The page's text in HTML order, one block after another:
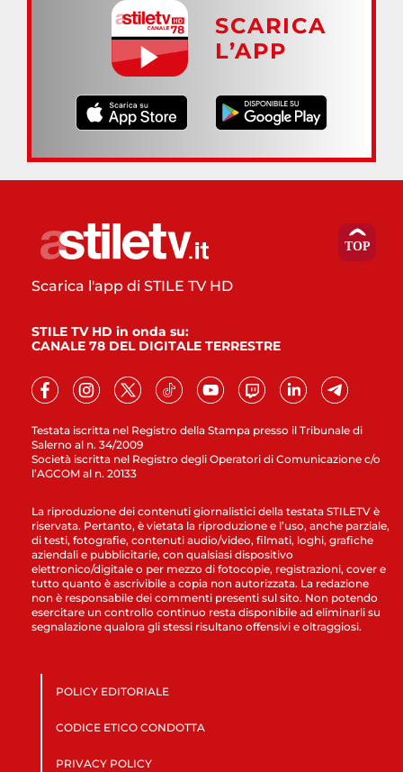
SCARICA
L’APP
Testata iscritta nel Registro della Stampa presso il Tribunale di
Salerno al n. 34/2009
Società iscritta nel Registro degli Operatori di Comunicazione c/o
l’AGCOM al n. 20133
Scarica l'app di STILE TV HD
STILE TV HD in onda su:
CANALE 78 DEL DIGITALE TERRESTRE
La riproduzione dei contenuti giornalistici della testata STILETV è
riservata. Pertanto, è vietata la riproduzione e l’uso, anche parziale,
di testi, fotografie, contenuti audio/video, filmati, loghi, grafiche
aziendali e pubblicitarie, con qualsiasi dispositivo
elettronico/digitale o per mezzo di fotocopie, registrazioni, cover e
tutto quanto è ascrivibile a copia non autorizzata. La redazione
non è responsabile dei commenti presenti sul sito. Non potendo
esercitare un controllo continuo resta disponibile ad eliminarli su
segnalazione qualora gli stessi risultano offensivi e oltraggiosi.
POLICY EDITORIALE
CODICE ETICO CONDOTTA
PRIVACY POLICY